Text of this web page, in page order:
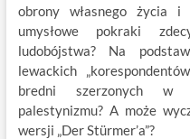
obrony własnego życia
umysłowe pokraki
ludobójstwa? Na
lewackich
bredni szerzonych w
palestynizmu? A może
wersji „Der Stürmer’a”?